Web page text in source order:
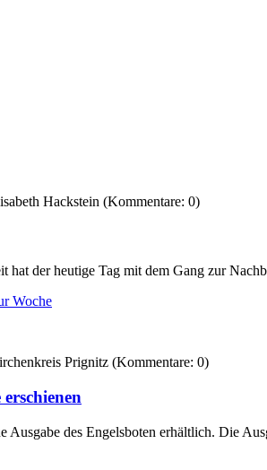
Hackstein (Kommentare: 0)
hat der heutige Tag mit dem Gang zur
Woche
Prignitz (Kommentare: 0)
Ausgabe des Engelsboten erhältlich. Die